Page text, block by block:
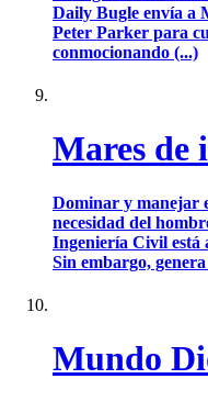
Daily Bugle envía a
Peter Parker para
conmocionando (...)
Mares de
Dominar y manejar
necesidad del
Ingeniería Civil está
Sin embargo,
Mundo